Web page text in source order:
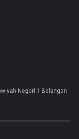
Negeri 1 Balangan